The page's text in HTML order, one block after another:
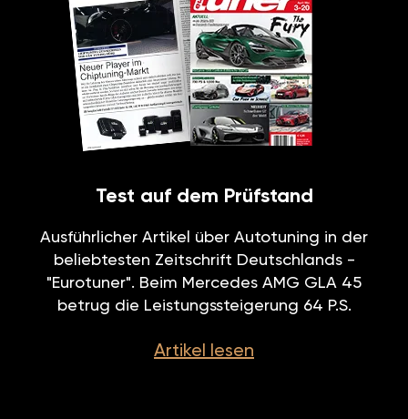
Test auf dem Prüfstand
Ausführlicher Artikel über Autotuning in der
beliebtesten Zeitschrift Deutschlands -
"Eurotuner". Beim Mercedes AMG GLA 45
betrug die Leistungssteigerung 64 P.S.
Artikel lesen